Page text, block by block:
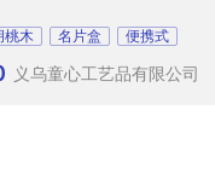
桃木 名片盒 便携式
义乌童心工艺品有限公司